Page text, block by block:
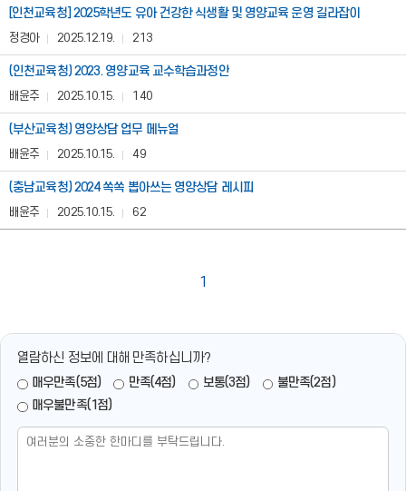
호,
제
작
자,
등
록
일,
회,
첨
부
파
합
[인천교육청] 2025학년도 유아 건강한 식생활 및 영양교육 운영 길라잡이
정경아 2025.12.19. 213
(인천교육청) 2023. 영양교육 교수학습과정안
배윤주 2025.10.15. 140
(부산교육청) 영양상담 업무 메뉴얼
배윤주 2025.10.15. 49
(충남교육청) 2024 쏙쏙 뽑아쓰는 영양상담 레시피
배윤주 2025.10.15. 62
1
열람하신 정보에 대해 만족하십니까?
매우만족(5점) 만족(4점) 보통(3점)
불만족(2점)
매우불만족(1점)